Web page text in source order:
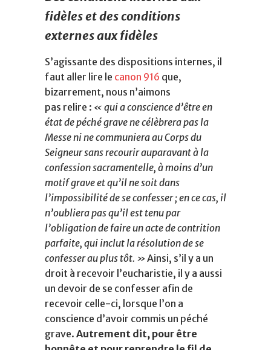
fidèles et des conditions
externes aux fidèles
S’agissante des dispositions internes, il
faut aller lire le canon 916 que,
bizarrement, nous n’aimons
pas relire : « qui a conscience d’être en
état de péché grave ne célèbrera pas la
Messe ni ne communiera au Corps du
Seigneur sans recourir auparavant à la
confession sacramentelle, à moins d’un
motif grave et qu’il ne soit dans
l’impossibilité de se confesser ; en ce cas, il
n’oubliera pas qu’il est tenu par
l’obligation de faire un acte de contrition
parfaite, qui inclut la résolution de se
confesser au plus tôt. » Ainsi, s’il y a un
droit à recevoir l’eucharistie, il y a aussi
un devoir de se confesser afin de
recevoir celle-ci, lorsque l’on a
conscience d’avoir commis un péché
grave. Autrement dit, pour être